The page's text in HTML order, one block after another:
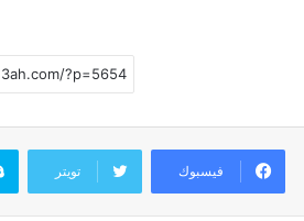
فيسبوك تويتر